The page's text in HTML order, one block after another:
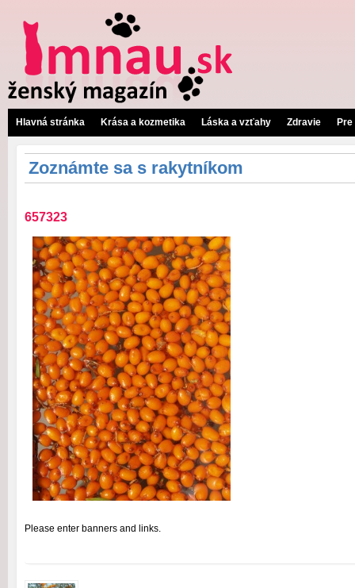
Hlavná stránka Krása a kozmetika Láska a vzťahy Zdravie
Zoznámte sa s rakytníkom
657323
Please enter banners and links.